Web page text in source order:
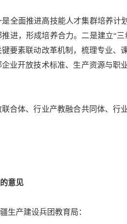
面推进高技能人才集群培养计
进，形成培养合力。二是建立“
要素联动改革机制，梳理专业
业开放技术标准、生产资源与
体、行业产教融合共同体、行
意见
产建设兵团教育局：